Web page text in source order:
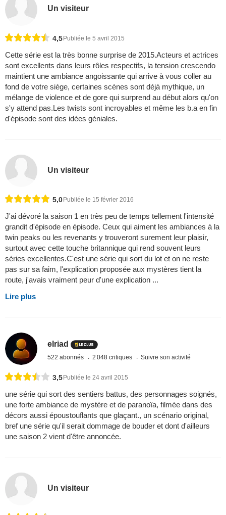
Un visiteur
4,5 Publiée le 5 avril 2015
Cette série est la très bonne surprise de 2015.Acteurs et actrices
sont excellents dans leurs rôles respectifs, la tension crescendo
maintient une ambiance angoissante qui arrive à vous coller au
fond de votre siège, certaines scènes sont déjà mythique, un
mélange de violence et de gore qui surprend au début alors qu'on
s'y attend pas.Les twists sont incroyables et même les b.a en fin
d'épisode sont des idées géniales.
Un visiteur
5,0 Publiée le 15 février 2016
J'ai dévoré la saison 1 en très peu de temps tellement l'intensité
grandit d'épisode en épisode. Ceux qui aiment les ambiances à la
twin peaks ou les revenants y trouveront surement leur plaisir,
surtout avec cette touche britannique qui rend souvent leurs
séries excellentes.C'est une série qui sort du lot et on ne reste
pas sur sa faim, l'explication proposée aux mystères tient la
route, j'avais vraiment peur d'une explication ...
Lire plus
elriad
522 abonnés 2 048 critiques Suivre son activité
3,5 Publiée le 24 avril 2015
une série qui sort des sentiers battus, des personnages soignés,
une forte ambiance de mystère et de paranoïa, filmée dans des
décors aussi époustouflants que glaçant., un scénario original,
bref une série qu'il serait dommage de bouder et dont d'ailleurs
une saison 2 vient d'être annoncée.
Un visiteur